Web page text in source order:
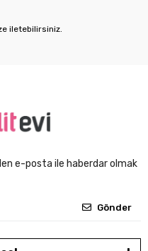
iletebilirsiniz.
e-posta ile haberdar olmak
Gönder